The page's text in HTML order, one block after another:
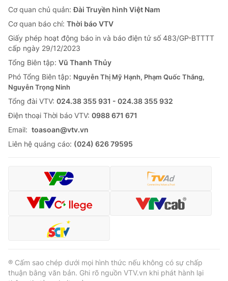
Giải sao mai
Làm đẹp
Chất lượng cuộc sống
Tuyển sinh
Học trực tuyến
Công nghệ
Hitech Công nghệ tương lai
Sản phẩm
Thị trường
Tư vấn
Giao lưu trực tuyến
Lịch phát sóng
Chuyên mục khác
Emagazine Podcast
Video Shorts video
VTV Money
VTV Sức khoẻ Bất động sản
Cơ quan chủ quản:Đài Truyền hình Việt Nam
Cơ quan báo chí: Thời báo VTV
Giấy phép hoạt động báo in và báo điện tử số 483/GP-BTTTT
cấp ngày 29/12/2023
Tổng Biên tập: Vũ Thanh Thủy
Phó Tổng Biên tập: Nguyễn Thị Mỹ Hạnh, Phạm Quốc Thắng,
Nguyễn Trọng Ninh
Tổng đài VTV: 024.38 355 931 - 024.38 355 932
Ðiện thoại Thời báo VTV: 0988 671 671
Email: toasoan@vtv.vn
Liên hệ quảng cáo: (024) 626 79595
® Cấm sao chép dưới mọi hình thức nếu không có sự chấp
thuận bằng văn bản. Ghi rõ nguồn VTV.vn khi phát hành lại